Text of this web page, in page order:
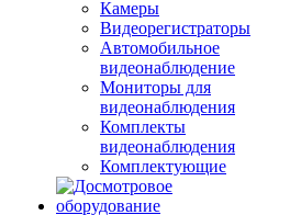
Камеры
Видеорегистраторы
Автомобильное
видеонаблюдение
Мониторы для
видеонаблюдения
Комплекты
видеонаблюдения
Комплектующие